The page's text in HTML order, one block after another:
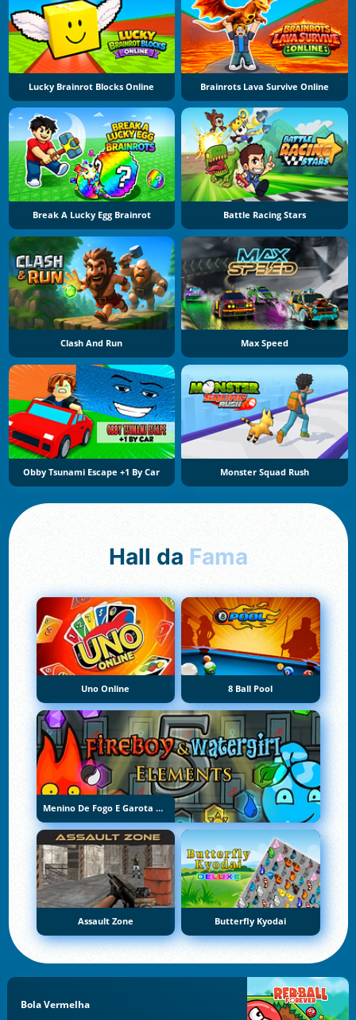
Lucky Brainrot Blocks Online Brainrots Lava Survive Online
Break A Lucky Egg Brainrot Battle Racing Stars
Clash And Run Max Speed
Obby Tsunami Escape +1 By Car Monster Squad Rush
Hall da Fama
Uno Online 8 Ball Pool
Menino De Fogo E Garota De Água 5: Elementos
Assault Zone Butterfly Kyodai
Bola Vermelha